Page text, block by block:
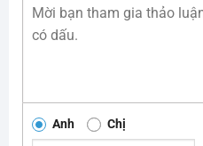
Anh Chị